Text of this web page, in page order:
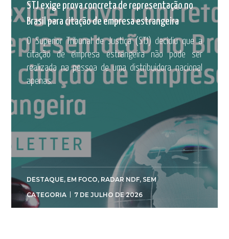
STJ exige prova concreta de representação no
Brasil para citação de empresa estrangeira
O Superior Tribunal de Justiça (STJ) decidiu que a
citação de empresa estrangeira não pode ser
realizada na pessoa de uma distribuidora nacional
apenas...
DESTAQUE, EM FOCO, RADAR NDF, SEM
CATEGORIA
7 DE JULHO DE 2026